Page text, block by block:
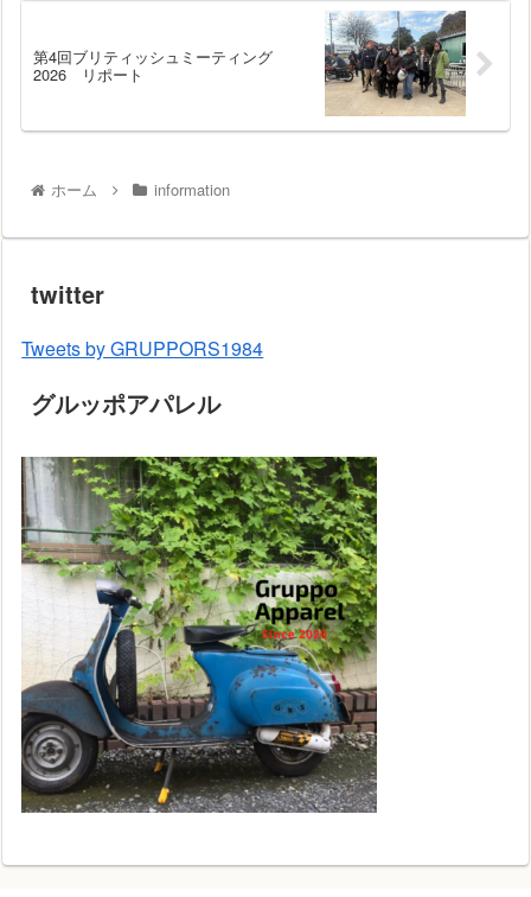
第4回ブリティッシュミーティング
2026 リポート
ホーム information
twitter
Tweets by GRUPPORS1984
グルッポアパレル